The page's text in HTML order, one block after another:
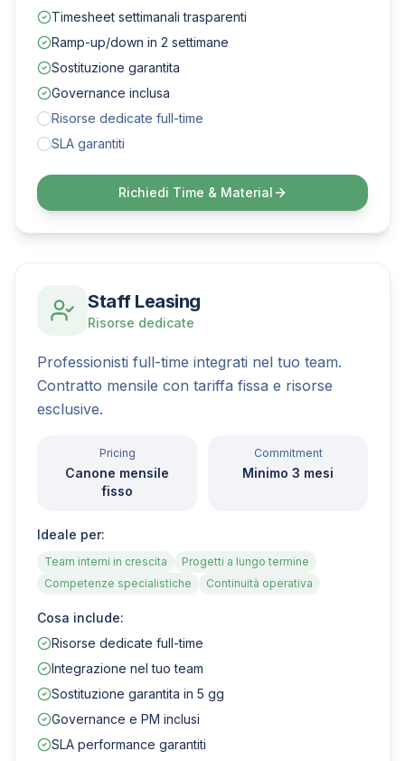
Timesheet settimanali trasparenti
Ramp-up/down in 2 settimane
Sostituzione garantita
Governance inclusa
Risorse dedicate full-time
SLA garantiti
Richiedi Time & Material
Staff Leasing
Risorse dedicate
Professionisti full-time integrati nel tuo team.
Contratto mensile con tariffa fissa e risorse
esclusive.
Pricing
Canone mensile
fisso
Commitment
Minimo 3 mesi
Ideale per:
Team interni in crescita
Progetti a lungo termine
Competenze specialistiche
Continuità operativa
Cosa include:
Risorse dedicate full-time
Integrazione nel tuo team
Sostituzione garantita in 5 gg
Governance e PM inclusi
SLA performance garantiti